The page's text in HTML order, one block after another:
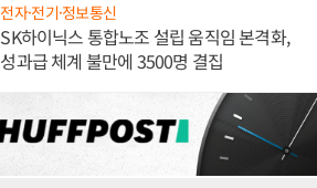
전자·전기·정보통신
SK하이닉스 통합노조 설립 움직임 본격화,
성과급 체계 불만에 3500명 결집